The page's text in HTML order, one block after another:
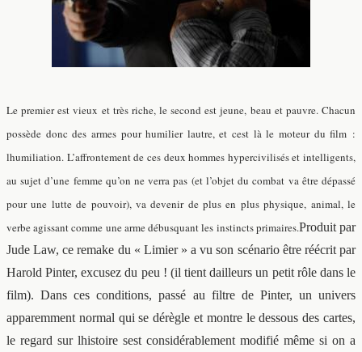
Le premier est vieux et très riche, le second est jeune, beau et pauvre. Chacun
possède donc des armes pour humilier lautre, et cest là le moteur du film :
lhumiliation. L’affrontement de ces deux hommes hypercivilisés et intelligents,
au sujet d’une femme qu’on ne verra pas (et l’objet du combat va être dépassé
pour une lutte de pouvoir), va devenir de plus en plus physique, animal, le
verbe agissant comme une arme débusquant les instincts primaires.Produit par
Jude Law, ce remake du « Limier » a vu son scénario être réécrit par
Harold Pinter, excusez du peu ! (il tient dailleurs un petit rôle dans le
film). Dans ces conditions, passé au filtre de Pinter, un univers
apparemment normal qui se dérègle et montre le dessous des cartes,
le regard sur lhistoire sest considérablement modifié même si on a